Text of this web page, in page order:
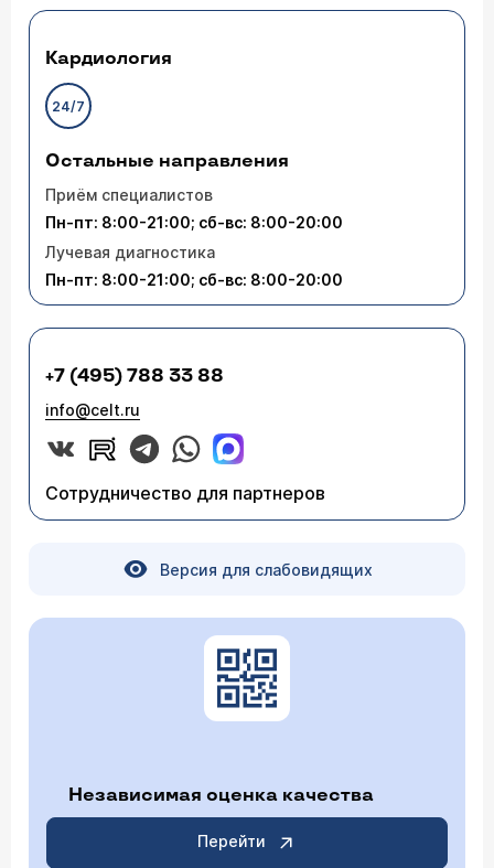
Кардиология
24/7
Остальные направления
Приём специалистов
Пн-пт: 8:00-21:00; сб-вс: 8:00-20:00
Лучевая диагностика
Пн-пт: 8:00-21:00; сб-вс: 8:00-20:00
+7 (495) 788 33 88
info@celt.ru
Сотрудничество для партнеров
Версия для слабовидящих
Независимая оценка качества
Перейти